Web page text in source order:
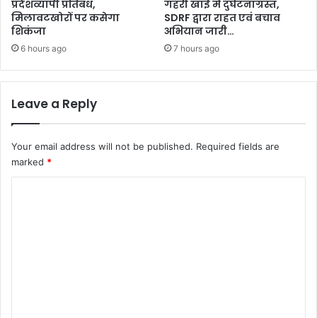
प्रदेशव्यापी प्रतिबंध,
मिलावटखोरों पर कसेगा
शिकंजा
6 hours ago
गहरी खाई में दुर्घटनाग्रस्त,
SDRF द्वारा राहत एवं बचाव
अभियान जारी…
7 hours ago
Leave a Reply
Your email address will not be published. Required fields are
marked *